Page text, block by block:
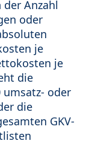
Anzahl
oder
je
je
die
oder
die
GKV-